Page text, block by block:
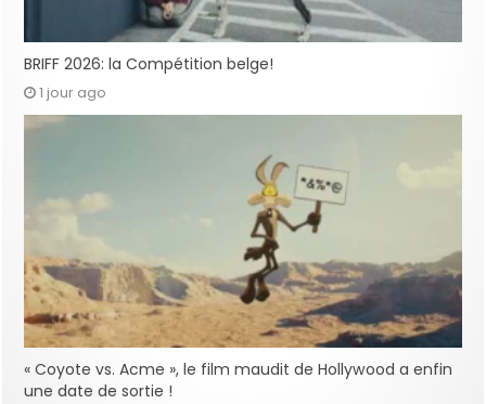
BRIFF 2026: la Compétition belge!
1 jour ago
« Coyote vs. Acme », le film maudit de Hollywood a enfin
une date de sortie !